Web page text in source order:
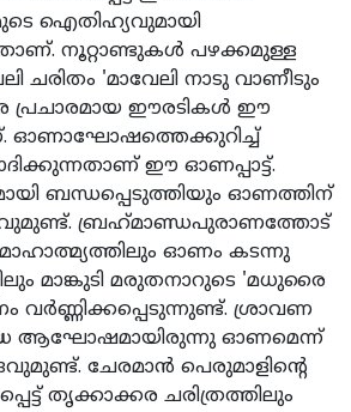
ഐതിഹ്യവുമായി
നൂറ്റാണ്ടുകള്‍ പഴക്കമുള്ള
ചരിതം 'മാവേലി നാടു വാണീടും
പ്രചാരമായ ഈരടികള്‍ ഈ
ഓണാഘോഷത്തെക്കുറിച്ച്
ഈ ഓണപ്പാട്ട്.
ബന്ധപ്പെടുത്തിയും ഓണത്തിന്
ബ്രഹ്‌മാണ്ഡപുരാണത്തോട്
മാഹാത്മ്യത്തിലും ഓണം കടന്നു
മാങ്കുടി മരുതനാറുടെ 'മധുരൈ
വര്‍ണ്ണിക്കപ്പെടുന്നുണ്ട്. ശ്രാവണ
ആഘോഷമായിരുന്നു ഓണമെന്ന്
ചേരമാന്‍ പെരുമാളിന്റെ
തൃക്കാക്കര ചരിത്രത്തിലും